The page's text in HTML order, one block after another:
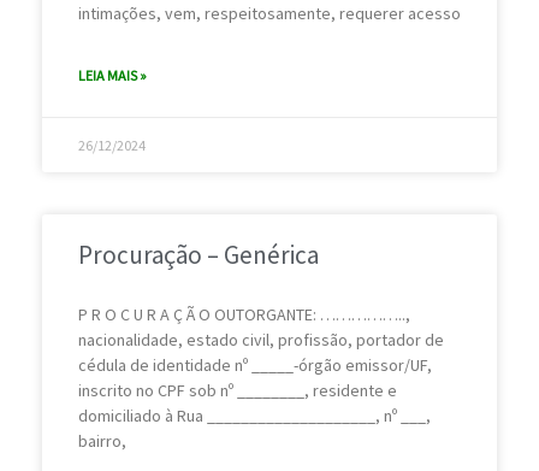
intimações, vem, respeitosamente, requerer acesso
LEIA MAIS »
26/12/2024
Procuração – Genérica
P R O C U R A Ç Ã O OUTORGANTE: ……………..,
nacionalidade, estado civil, profissão, portador de
cédula de identidade nº _____-órgão emissor/UF,
inscrito no CPF sob nº ________, residente e
domiciliado à Rua ____________________, nº ___,
bairro,